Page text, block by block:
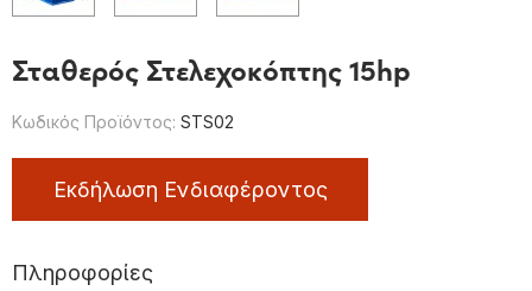
Σταθερός Στελεχοκόπτης 15hp
Κωδικός Προϊόντος: STS02
Εκδήλωση Ενδιαφέροντος
Πληροφορίες